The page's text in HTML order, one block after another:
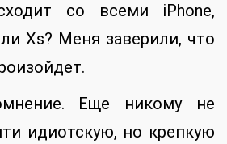
со всеми iPhone,
Xs? Меня заверили, что
Еще никому не
идиотскую, но крепкую